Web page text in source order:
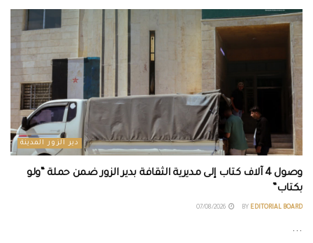
دير الزور المدينة
وصول 4 آلاف كتاب إلى مديرية الثقافة بدير الزور ضمن حملة “ولو
بكتاب”
BY EDITORIAL BOARD
...